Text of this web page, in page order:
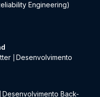
Engineering)
Desenvolvimento
Desenvolvimento Back-